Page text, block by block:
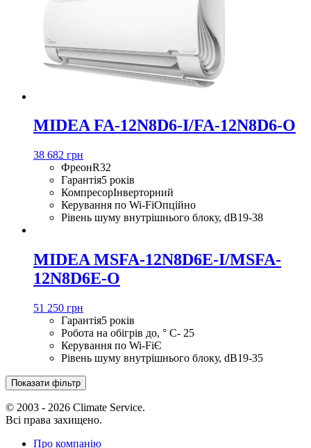
MIDEA FA-12N8D6-I/FA-12N8D6-O
38 682 грн
ФреонR32
Гарантія5 років
КомпресорІнверторний
Керування по Wi-FiОпційно
Рівень шуму внутрішнього блоку, dB19-38
MIDEA MSFA-12N8D6E-I/MSFA-
12N8D6E-O
51 250 грн
Гарантія5 років
Робота на обігрів до, ° С- 25
Керування по Wi-FiЄ
Рівень шуму внутрішнього блоку, dB19-35
Показати фільтр
© 2003 - 2026 Climate Service.
Всі права захищено.
Про компанію